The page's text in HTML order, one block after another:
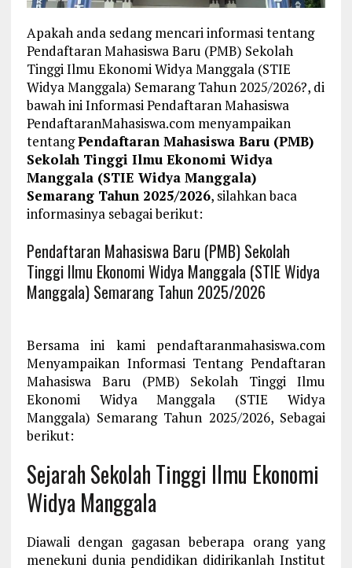
Apakah anda sedang mencari informasi tentang
Pendaftaran Mahasiswa Baru (PMB) Sekolah
Tinggi Ilmu Ekonomi Widya Manggala (STIE
Widya Manggala) Semarang Tahun 2025/2026?, di
bawah ini Informasi Pendaftaran Mahasiswa
PendaftaranMahasiswa.com menyampaikan
tentangPendaftaran Mahasiswa Baru (PMB)
Sekolah Tinggi Ilmu Ekonomi Widya
Manggala (STIE Widya Manggala)
Semarang Tahun 2025/2026, silahkan baca
informasinya sebagai berikut:
Pendaftaran Mahasiswa Baru (PMB) Sekolah
Tinggi Ilmu Ekonomi Widya Manggala (STIE Widya
Manggala) Semarang Tahun 2025/2026
Bersama ini kami pendaftaranmahasiswa.com
Menyampaikan Informasi Tentang Pendaftaran
Mahasiswa Baru (PMB) Sekolah Tinggi Ilmu
Ekonomi Widya Manggala (STIE Widya
Manggala) Semarang Tahun 2025/2026, Sebagai
berikut:
Sejarah Sekolah Tinggi Ilmu Ekonomi
Widya Manggala
Diawali dengan gagasan beberapa orang yang
menekuni dunia pendidikan didirikanlah Institut